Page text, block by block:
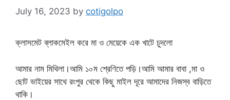
July 16, 2023 by cotigolpo
ক্লাসমেট ব্লাকমেইল করে মা ও মেয়েকে এক খাটে চুদলো
আমার নাম মিথিলা।আমি ১০ম শ্রেণিতে পড়ি।আমি আমার বাবা ,মা ও
ছোট ভাইয়ের সাথে রংপুর থেকে কিছু মাইল দূরে আমাদের নিজস্ব বাড়িতে
থাকি।